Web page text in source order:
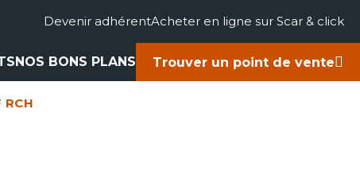
Devenir adhérentAcheter en ligne sur Scar & click
NOS BONS PLANS Trouver un point de vente